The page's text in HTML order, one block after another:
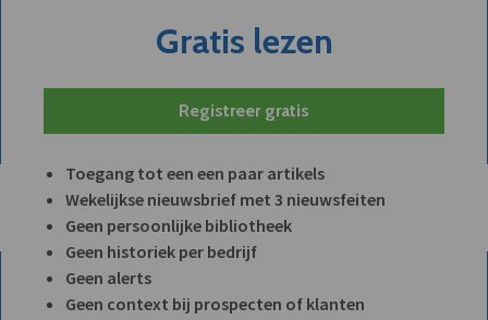
Gratis lezen
Registreer gratis
Toegang tot een een paar artikels
Wekelijkse nieuwsbrief met 3 nieuwsfeiten
Geen persoonlijke bibliotheek
Geen historiek per bedrijf
Geen alerts
Geen context bij prospecten of klanten